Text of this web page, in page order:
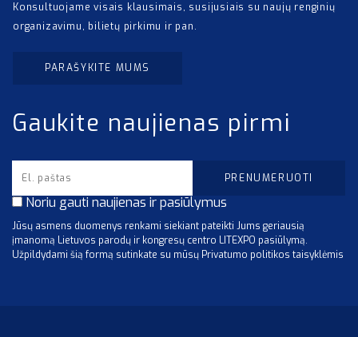
Konsultuojame visais klausimais, susijusiais su naujų renginių
organizavimu, bilietų pirkimu ir pan.
PARAŠYKITE MUMS
Gaukite naujienas pirmi
Noriu gauti naujienas ir pasiūlymus
Jūsų asmens duomenys renkami siekiant pateikti Jums geriausią
įmanomą Lietuvos parodų ir kongresų centro LITEXPO pasiūlymą.
Užpildydami šią formą sutinkate su mūsų Privatumo politikos taisyklėmis